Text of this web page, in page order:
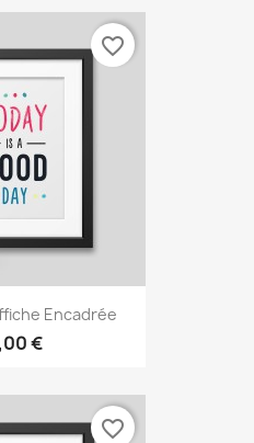
Encadrée
€
favorite_border
favorite_border